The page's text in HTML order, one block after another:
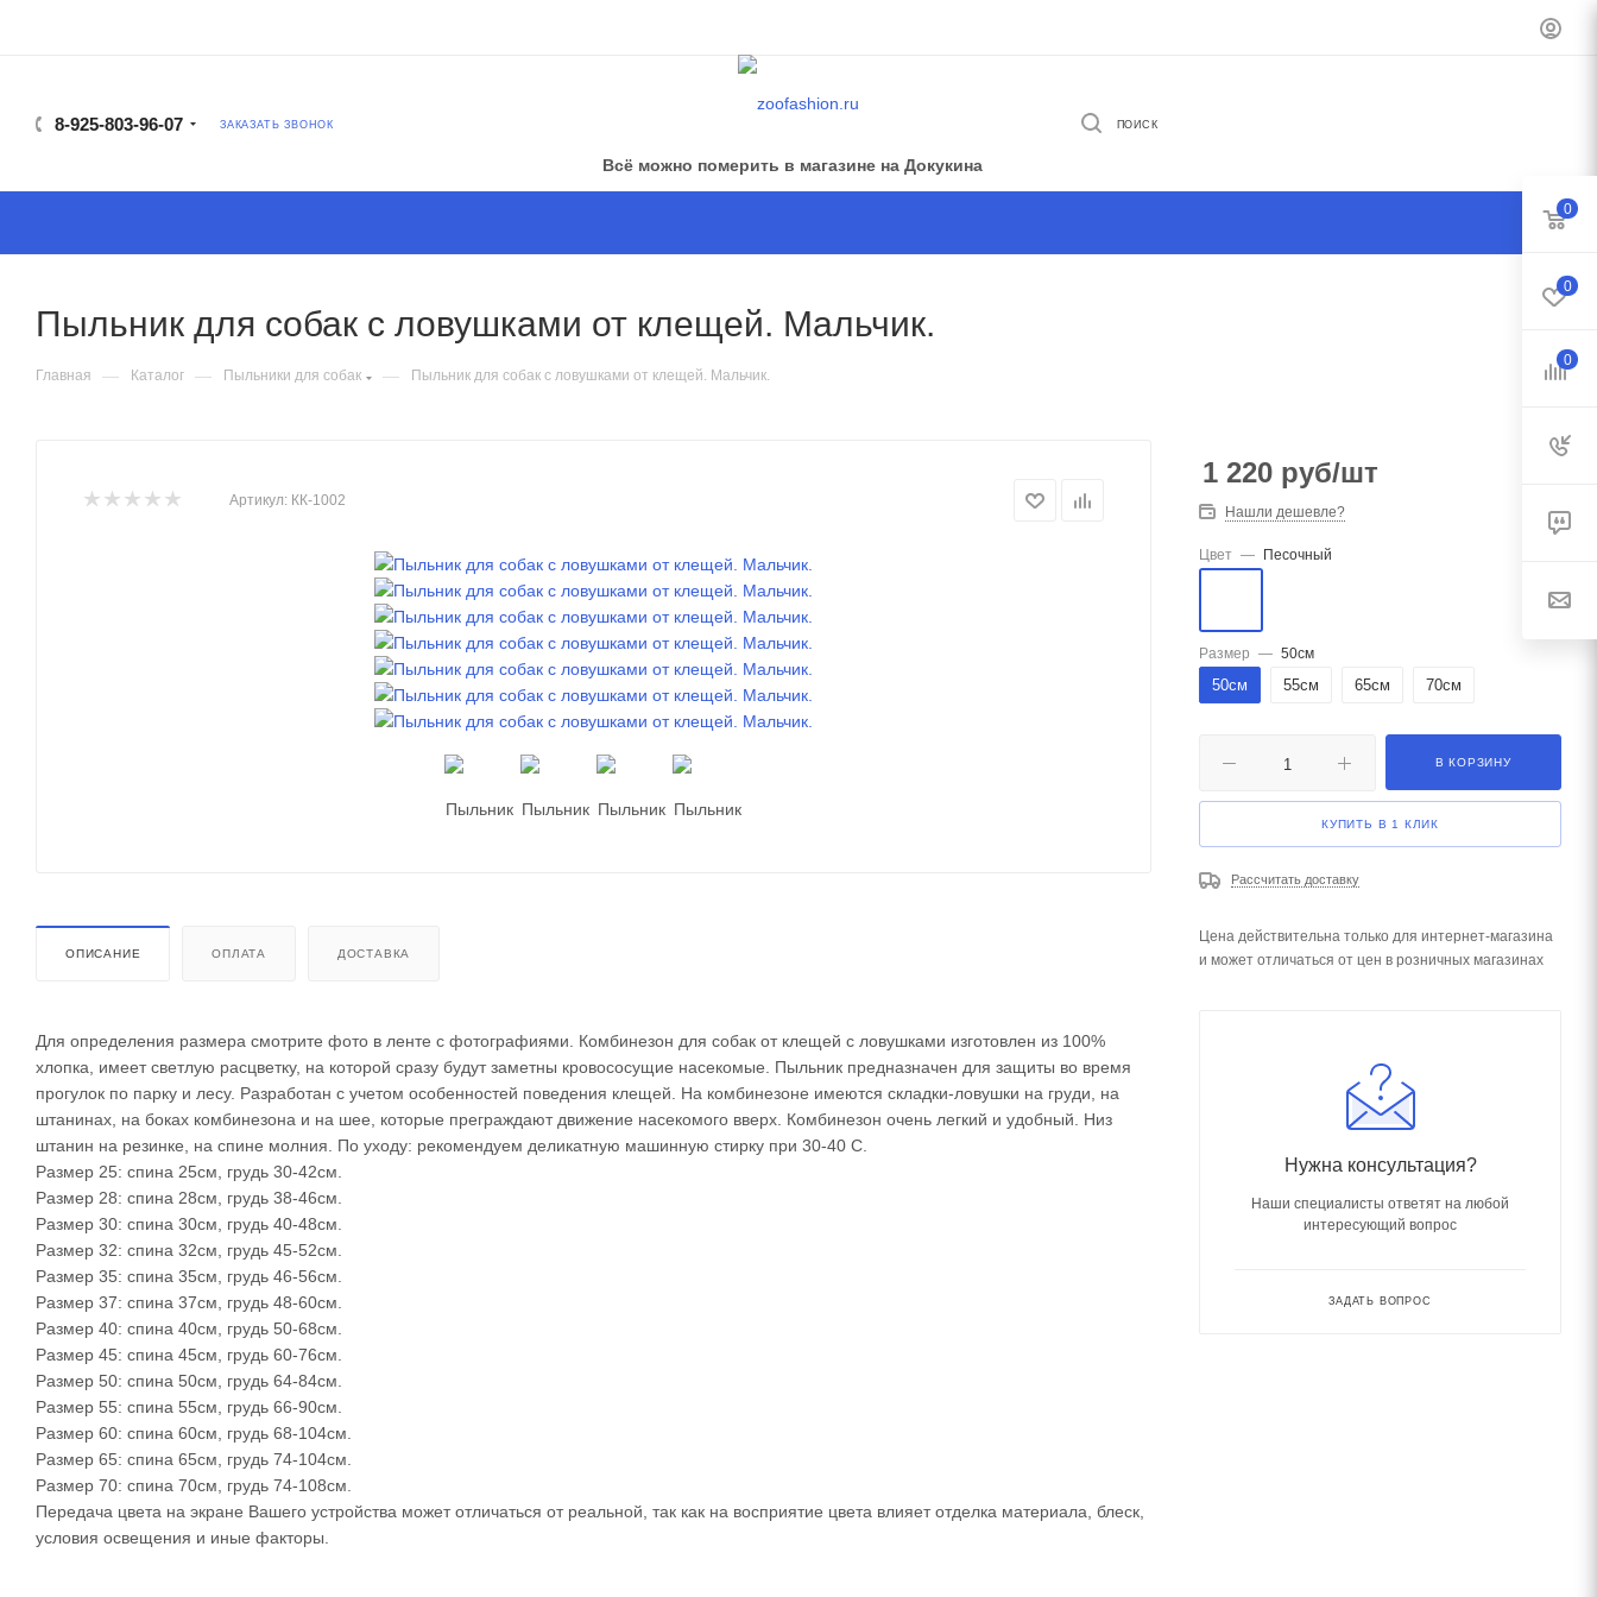
8-925-803-96-07 ЗАКАЗАТЬ ЗВОНОК
Всё можно померить в магазине на Докукина
ПОИСК
Пыльник для собак с ловушками от клещей. Мальчик.
Главная — Каталог — Пыльники для собак — Пыльник для собак с ловушками от клещей. Мальчик.
Артикул: КК-1002
ОПИСАНИЕ ОПЛАТА ДОСТАВКА
Для определения размера смотрите фото в ленте с фотографиями. Комбинезон для собак от клещей с ловушками изготовлен из 100%
хлопка, имеет светлую расцветку, на которой сразу будут заметны кровососущие насекомые. Пыльник предназначен для защиты во время
прогулок по парку и лесу. Разработан с учетом особенностей поведения клещей. На комбинезоне имеются складки-ловушки на груди, на
штанинах, на боках комбинезона и на шее, которые преграждают движение насекомого вверх. Комбинезон очень легкий и удобный. Низ
штанин на резинке, на спине молния. По уходу: рекомендуем деликатную машинную стирку при 30-40 С.
Размер 25: спина 25см, грудь 30-42см.
Размер 28: спина 28см, грудь 38-46см.
Размер 30: спина 30см, грудь 40-48см.
Размер 32: спина 32см, грудь 45-52см.
Размер 35: спина 35см, грудь 46-56см.
Размер 37: спина 37см, грудь 48-60см.
Размер 40: спина 40см, грудь 50-68см.
Размер 45: спина 45см, грудь 60-76см.
Размер 50: спина 50см, грудь 64-84см.
Размер 55: спина 55см, грудь 66-90см.
Размер 60: спина 60см, грудь 68-104см.
Размер 65: спина 65см, грудь 74-104см.
Размер 70: спина 70см, грудь 74-108см.
Передача цвета на экране Вашего устройства может отличаться от реальной, так как на восприятие цвета влияет отделка материала, блеск,
условия освещения и иные факторы.
1 220 руб/шт
Нашли дешевле?
Цвет — Песочный
Размер — 50см
50см 55см 65см 70см
В КОРЗИНУ
КУПИТЬ В 1 КЛИК
Рассчитать доставку
Цена действительна только для интернет-магазина
и может отличаться от цен в розничных магазинах
Нужна консультация?
Наши специалисты ответят на любой
интересующий вопрос
ЗАДАТЬ ВОПРОС
0
0
0